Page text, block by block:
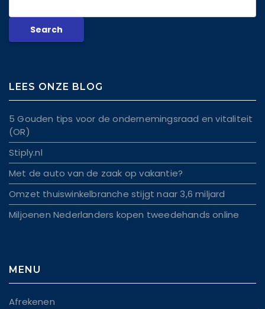
LEES ONZE BLOG
5 Gouden tips voor de ondernemingsraad en vitaliteit
(OR)
Stiply.nl
Met de auto van de zaak op vakantie?
Omzet thuiswinkelbranche stijgt naar 3,6 miljard
Miljoenen Nederlanders kopen tweedehands online
MENU
Afrekenen